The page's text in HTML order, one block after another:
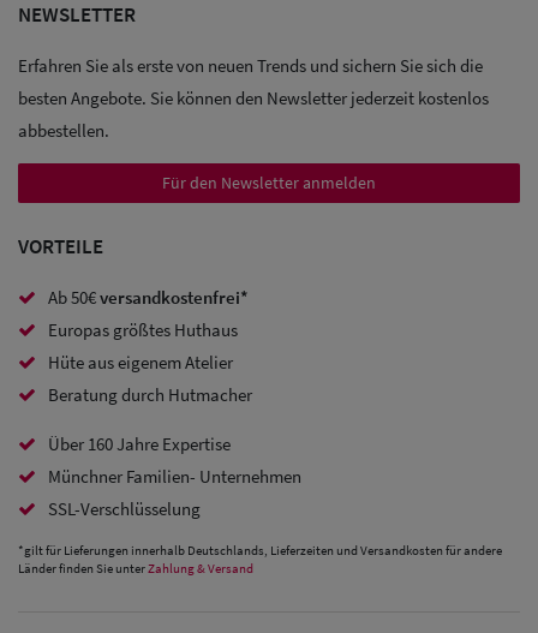
Caps
Sale:
Trucker
Caps
mit
Ohrenschutz
NEWSLETTER
Erfahren Sie als erste von neuen Trends und sichern Sie sich die
besten Angebote. Sie können den Newsletter jederzeit kostenlos
abbestellen.
Für den Newsletter anmelden
VORTEILE
Ab 50€versandkostenfrei*
Europas größtes Huthaus
Hüte aus eigenem Atelier
Beratung durch Hutmacher
Über 160 Jahre Expertise
Münchner Familien- Unternehmen
SSL-Verschlüsselung
*gilt für Lieferungen innerhalb Deutschlands, Lieferzeiten und Versandkosten für andere
Länder finden Sie unterZahlung & Versand